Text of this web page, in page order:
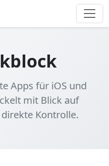
Apps für iOS und
mit Blick auf
Kontrolle.